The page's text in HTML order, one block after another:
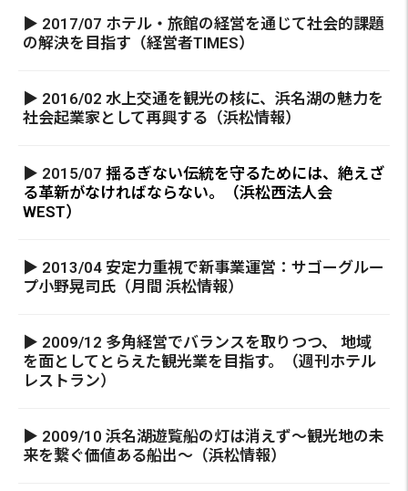
▶ 2017/07 ホテル・旅館の経営を通じて社会的課題
の解決を目指す（経営者TIMES）
▶ 2016/02 水上交通を観光の核に、浜名湖の魅力を
社会起業家として再興する（浜松情報）
▶ 2015/07 揺るぎない伝統を守るためには、絶えざ
る革新がなければならない。（浜松西法人会
WEST）
▶ 2013/04 安定力重視で新事業運営：サゴーグルー
プ小野晃司氏（月間 浜松情報）
▶ 2009/12 多角経営でバランスを取りつつ、 地域
を面としてとらえた観光業を目指す。（週刊ホテル
レストラン）
▶ 2009/10 浜名湖遊覧船の灯は消えず～観光地の未
来を繋ぐ価値ある船出～（浜松情報）